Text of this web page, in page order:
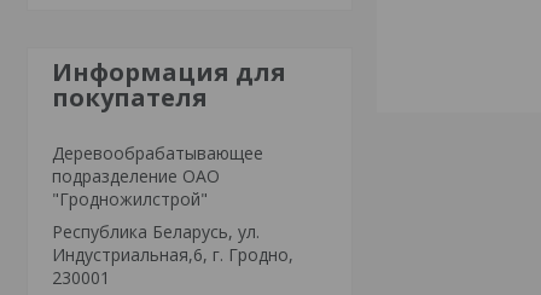
Информация для
покупателя
Деревообрабатывающее
подразделение ОАО
"Гродножилстрой"
Республика Беларусь, ул.
Индустриальная,6, г. Гродно,
230001